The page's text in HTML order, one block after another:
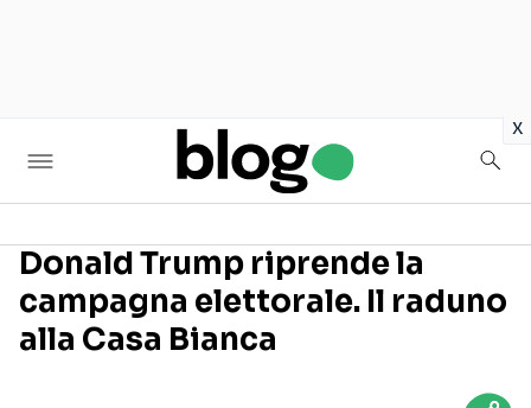
x
Seguici sui social
Donald Trump riprende la
campagna elettorale. Il raduno
alla Casa Bianca